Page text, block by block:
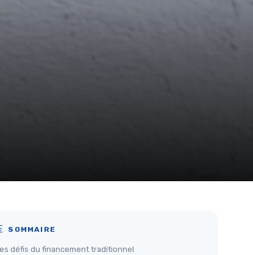
SOMMAIRE
défis du financement traditionnel